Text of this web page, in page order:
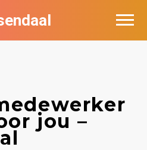
jou –
in Roosendaal